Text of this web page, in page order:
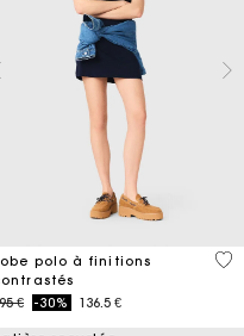
5 Customer Rating
polo à finitions
reduced from
€to-30% 136.5 €
5